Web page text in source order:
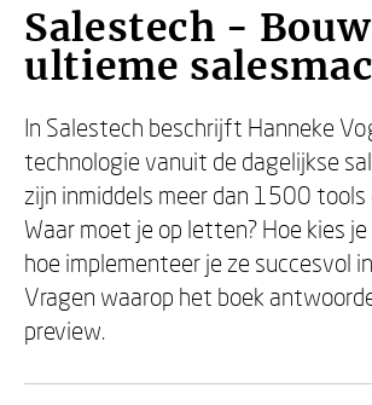
Salestech -
ultieme
In Salestech beschrijft Hanneke
technologie vanuit de dagelijkse
zijn inmiddels meer dan 1500 tools
Waar moet je op letten? Hoe kies
hoe implementeer je ze succesvol
Vragen waarop het boek
preview.